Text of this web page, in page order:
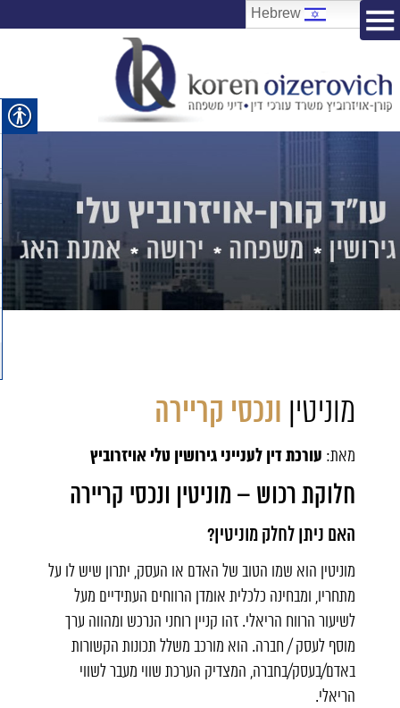
מוניטין ונכסי קריירה
מאת: עורכת דין לענייני גירושין טלי אויזרוביץ
חלוקת רכוש – מוניטין ונכסי קריירה
האם ניתן לחלק מוניטין?
מוניטין הוא שמו הטוב של האדם או העסק, יתרון שיש לו על
מתחריו, ומבחינה כלכלית אומדן הרווחים העתידיים מעל
לשיעור הרווח הריאלי. זהו קניין רוחני הנרכש ומהווה ערך
מוסף לעסק / חברה. הוא מורכב משלל תכונות הקשורות
באדם/בעסק/בחברה, המצדיק הערכת שווי מעבר לשווי
הריאלי.